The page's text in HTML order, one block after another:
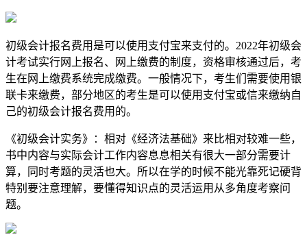
初级会计报名费用是可以使用支付宝来支付的。2022年初级会
计考试实行网上报名、网上缴费的制度，资格审核通过后，考
生在网上缴费系统完成缴费。一般情况下，考生们需要使用银
联卡来缴费，部分地区的考生是可以使用支付宝或信来缴纳自
己的初级会计报名费用的。
《初级会计实务》：相对《经济法基础》来比相对较难一些，
书中内容与实际会计工作内容息息相关有很大一部分需要计
算，同时考题的灵活也大。所以在学的时候不能光靠死记硬背
特别要注意理解，要懂得知识点的灵活运用从多角度考察问
题。